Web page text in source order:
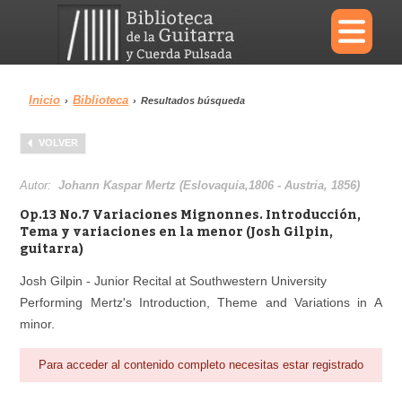
×
Menu
Biblioteca Diccionario
Área personal Reproductor
Inicio › Biblioteca › Resultados búsqueda
VOLVER
Autor:Johann Kaspar Mertz (Eslovaquia,1806 - Austria, 1856)
Op.13 No.7 Variaciones Mignonnes. Introducción,
Tema y variaciones en la menor (Josh Gilpin,
guitarra)
Josh Gilpin - Junior Recital at Southwestern University
Performing Mertz's Introduction, Theme and Variations in A
minor.
Para acceder al contenido completo necesitas estar registrado